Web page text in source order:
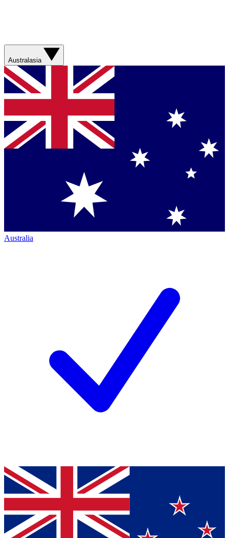
Australasia
Australia